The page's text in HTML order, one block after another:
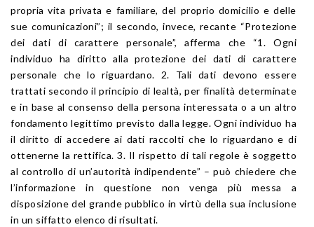
propria vita privata e familiare, del proprio domicilio e delle
sue comunicazioni”; il secondo, invece, recante “Protezione
dei dati di carattere personale”, afferma che “1. Ogni
individuo ha diritto alla protezione dei dati di carattere
personale che lo riguardano. 2. Tali dati devono essere
trattati secondo il principio di lealtà, per finalità determinate
e in base al consenso della persona interessata o a un altro
fondamento legittimo previsto dalla legge. Ogni individuo ha
il diritto di accedere ai dati raccolti che lo riguardano e di
ottenerne la rettifica. 3. Il rispetto di tali regole è soggetto
al controllo di un’autorità indipendente” – può chiedere che
l’informazione in questione non venga più messa a
disposizione del grande pubblico in virtù della sua inclusione
in un siffatto elenco di risultati.